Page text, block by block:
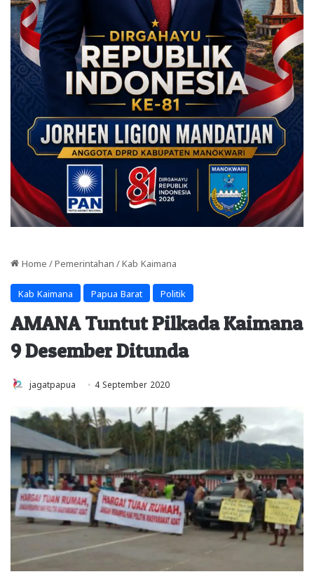
Home / Pemerintahan / Kab Kaimana
Kab Kaimana Papua Barat Politik
AMANA Tuntut Pilkada Kaimana
9 Desember Ditunda
jagatpapua 4 September 2020